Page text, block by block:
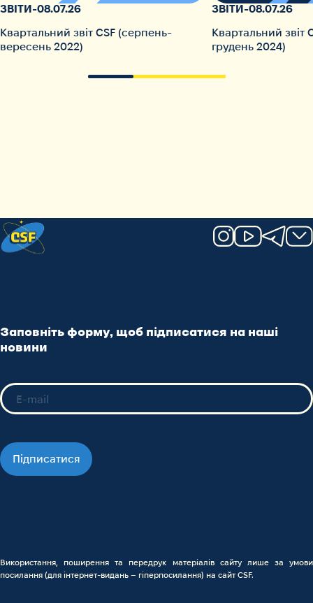
ЗВІТИ-08.07.26
Квартальний звіт CSF (серпень-
вересень 2022)
ЗВІТИ-08.07.26
Квартальний звіт
грудень 2024)
Заповніть форму, щоб підписатися на наші
новини
Підписатися
Використання, поширення та передрук матеріалів сайту лише за умови
посилання (для інтернет-видань – гіперпосилання) на сайт CSF.